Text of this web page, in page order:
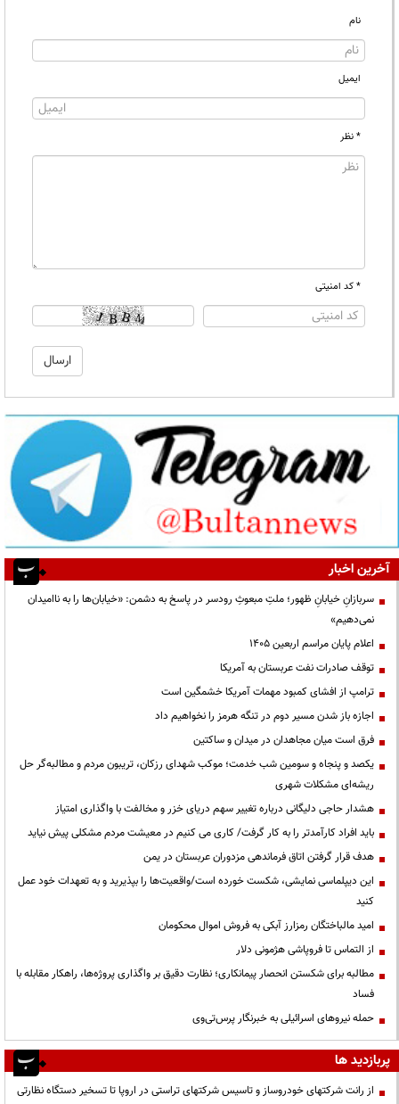
نام
ایمیل
* نظر
* کد امنیتی
آخرین اخبار
سربازانِ خیابانِ ظهور؛ ملتِ مبعوثِ رودسر در پاسخ به دشمن: «خیابان‌ها را به ناامیدان
نمی‌دهیم»
اعلام پایان مراسم اربعین ۱۴۰۵
توقف صادرات نفت عربستان به آمریکا
ترامپ از افشای کمبود مهمات آمریکا خشمگین است
اجازه باز شدن مسیر دوم در تنگه هرمز را نخواهیم داد
فرق است میان مجاهدان در میدان و ساکتین
یکصد و پنجاه و سومین شب خدمت؛ موکب شهدای رزکان، تریبون مردم و مطالبه‌گر حل
ریشه‌ای مشکلات شهری
هشدار حاجی دلیگانی درباره تغییر سهم دریای خزر و مخالفت با واگذاری امتیاز
باید افراد کارآمدتر را به کار گرفت/ کاری می کنیم در معیشت مردم مشکلی پیش نیاید
هدف قرار گرفتن اتاق‌ فرماندهی مزدوران عربستان در یمن
این دیپلماسی نمایشی، شکست خورده است/واقعیت‌ها را بپذیرید و به تعهدات خود عمل
کنید
امید مالباختگان رمزارز آبکی به فروش اموال محکومان
از التماس تا فروپاشی هژمونی دلار
مطالبه برای شکستن انحصار پیمانکاری؛ نظارت دقیق بر واگذاری پروژه‌ها، راهکار مقابله با
فساد
حمله نیروهای اسرائیلی به خبرنگار پرس‌تی‌وی
پربازدید ها
از رانت‌ شرکتهای خودروساز و تاسیس شرکتهای تراستی در اروپا تا تسخیر دستگاه نظارتی